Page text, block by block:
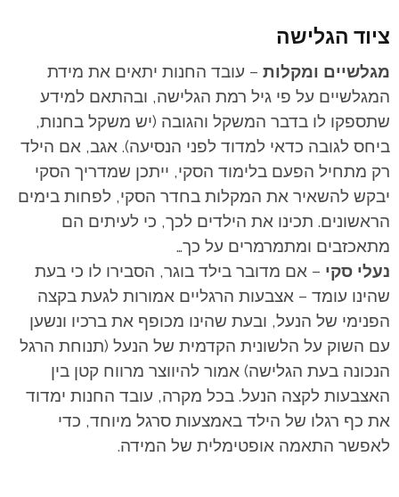
ציוד הגלישה
מגלשיים ומקלות – עובד החנות יתאים את מידת
המגלשיים על פי גיל רמת הגלישה, ובהתאם למידע
שתספקו לו בדבר המשקל והגובה (יש משקל בחנות,
ביחס לגובה כדאי למדוד לפני הנסיעה). אגב, אם הילד
רק מתחיל הפעם בלימוד הסקי, ייתכן שמדריך הסקי
יבקש להשאיר את המקלות בחדר הסקי, לפחות בימים
הראשונים. תכינו את הילדים לכך, כי לעיתים הם
מתאכזבים ומתמרמרים על כך…
נעלי סקי – אם מדובר בילד בוגר, הסבירו לו כי בעת
שהינו עומד – אצבעות הרגליים אמורות לגעת בקצה
הפנימי של הנעל, ובעת שהינו מכופף את ברכיו ונשען
עם השוק על הלשונית הקדמית של הנעל (תנוחת הרגל
הנכונה בעת הגלישה) אמור להיווצר מרווח קטן בין
האצבעות לקצה הנעל. בכל מקרה, עובד החנות ימדוד
את כף רגלו של הילד באמצעות סרגל מיוחד, כדי
לאפשר התאמה אופטימלית של המידה.